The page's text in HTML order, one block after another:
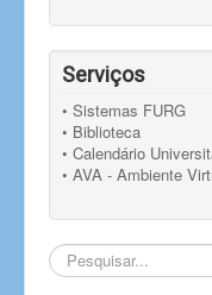
Serviços
• Sistemas FURG
• Biblioteca
• Calendário
• AVA - Ambiente
Pesquisar...